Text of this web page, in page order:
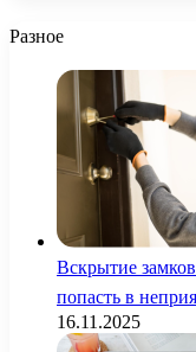
Разное
Вскрытие
попасть в
16.11.2025